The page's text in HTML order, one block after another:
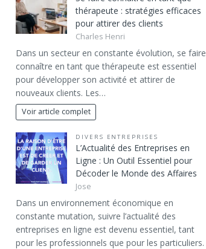
thérapeute : stratégies efficaces
pour attirer des clients
Charles Henri
Dans un secteur en constante évolution, se faire
connaître en tant que thérapeute est essentiel
pour développer son activité et attirer de
nouveaux clients. Les…
Voir article complet
DIVERS ENTREPRISES
L’Actualité des Entreprises en
Ligne : Un Outil Essentiel pour
Décoder le Monde des Affaires
Jose
Dans un environnement économique en
constante mutation, suivre l’actualité des
entreprises en ligne est devenu essentiel, tant
pour les professionnels que pour les particuliers.